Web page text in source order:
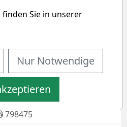
806087
=-A-ACC
798470
=-A-ACC
798475
Sie in unserer
Nur Notwendige